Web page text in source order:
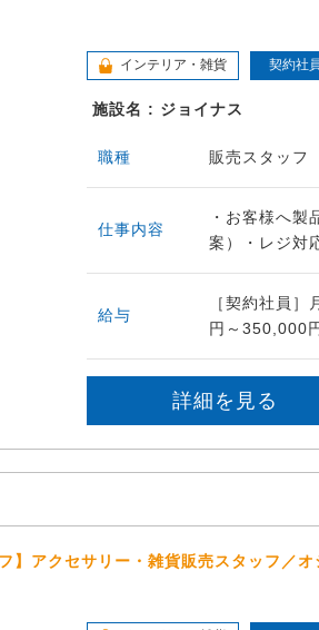
インテリア・雑貨 契約社
施設名 : ジョイナス
職種 販売スタッフ
仕事内容
・お客様へ製
案）・レジ対
給与
［契約社員
円～350,000
詳細を見る
フ】アクセサリー・雑貨販売スタッフ／